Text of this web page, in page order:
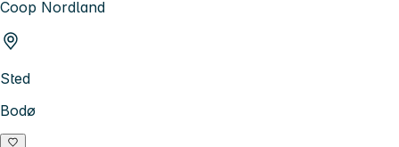
Coop Nordland
Sted
Bodø